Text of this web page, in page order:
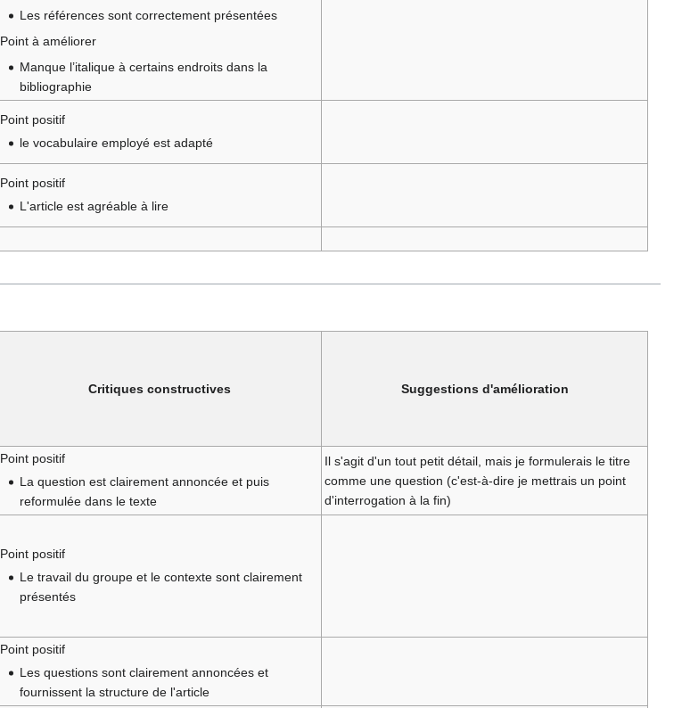
Les références sont correctement présentées
Point à améliorer
Manque l’italique à certains endroits dans la
bibliographie
Point positif
le vocabulaire employé est adapté
Point positif
L'article est agréable à lire
Critiques constructives Suggestions d'amélioration
Point positif
La question est clairement annoncée et puis
reformulée dans le texte
Il s'agit d'un tout petit détail, mais je formulerais le titre
comme une question (c'est-à-dire je mettrais un point
d'interrogation à la fin)
Point positif
Le travail du groupe et le contexte sont clairement
présentés
Point positif
Les questions sont clairement annoncées et
fournissent la structure de l'article